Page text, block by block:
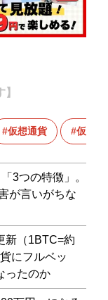
仮想通貨 仮想
3つの特徴」。
が言いがちな
新（1BTC=約
にフルベッ
ったのか